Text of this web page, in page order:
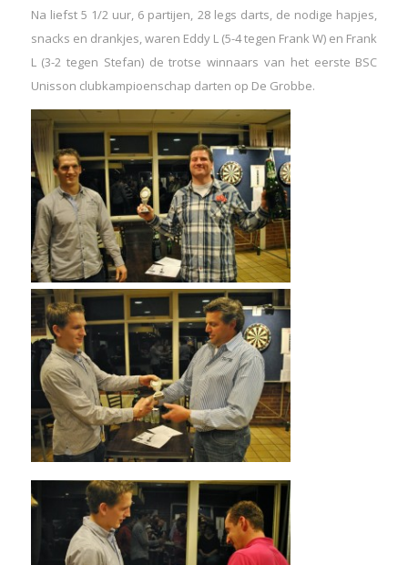
Na liefst 5 1/2 uur, 6 partijen, 28 legs darts, de nodige hapjes,
snacks en drankjes, waren Eddy L (5-4 tegen Frank W) en Frank
L (3-2 tegen Stefan) de trotse winnaars van het eerste BSC
Unisson clubkampioenschap darten op De Grobbe.